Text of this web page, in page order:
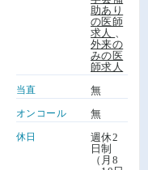
助あり
の医師
求人
外来の
みの医
師求人
当直 無
オンコール 無
休日
週休2
日制
（月8